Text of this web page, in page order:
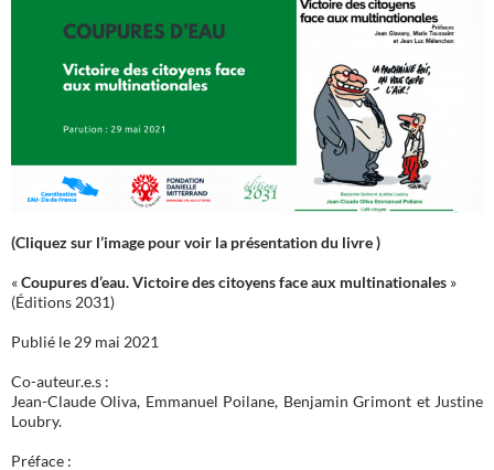
(Cliquez sur l’image pour voir la présentation du livre )
«Coupures d’eau. Victoire des citoyens face aux multinationales »
(Éditions 2031)
Publié le 29 mai 2021
Co-auteur.e.s :
Jean-Claude Oliva, Emmanuel Poilane, Benjamin Grimont et Justine
Loubry.
Préface :